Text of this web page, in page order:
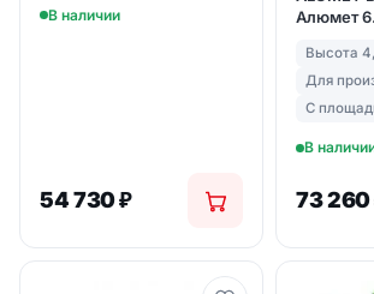
В наличии
54 730₽
Алюмет
Высота
Для
С
В
73 260